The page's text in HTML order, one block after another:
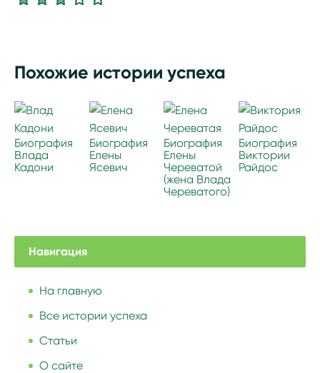
Похожие истории успеха
Биография
Влада
Кадони
Биография
Елены
Ясевич
Биография
Елены
Череватой
(жена Влада
Череватого)
Биография
Виктории
Райдос
Навигация
На главную
Все истории успеха
Статьи
О сайте